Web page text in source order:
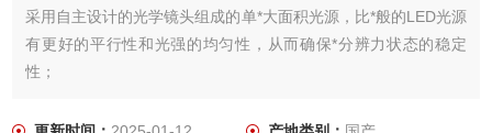
采用自主设计的光学镜头组成的单*大面积光源，比*般的LED光源
有更好的平行性和光强的均匀性，从而确保*分辨力状态的稳定
性；
题，*年后信号的可靠度大幅提升，减少后期的维修成本